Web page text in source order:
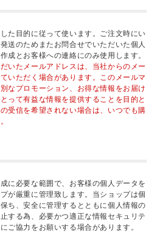
た目的に従って使います。ご注文時にい
送のためまたお問合せでいただいた個人
成とお客様への連絡にのみ使用します。
いたメールアドレスは、当社からのメー
いただく場合があります。このメールマ
なプロモーション、お得な情報をお届け
って有益な情報を提供することを目的と
受信を希望されない場合は、いつでも購
に必要な範囲で、お客様の個人データを
が厳重に管理致します。当ショップは個
ち、安全に管理するとともに個人情報の
する為、必要かつ適正な情報セキュリテ
ご協力をお願いする場合があります。